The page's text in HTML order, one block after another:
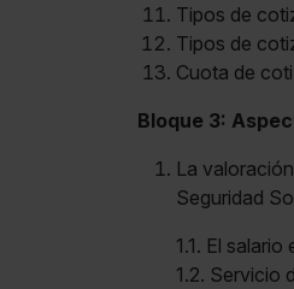
Tipos de
Tipos de
Cuota de
Bloque 3:
La
Seguridad
1.1. El
1.2. Servicio
Alejandro García
Payroll Manager